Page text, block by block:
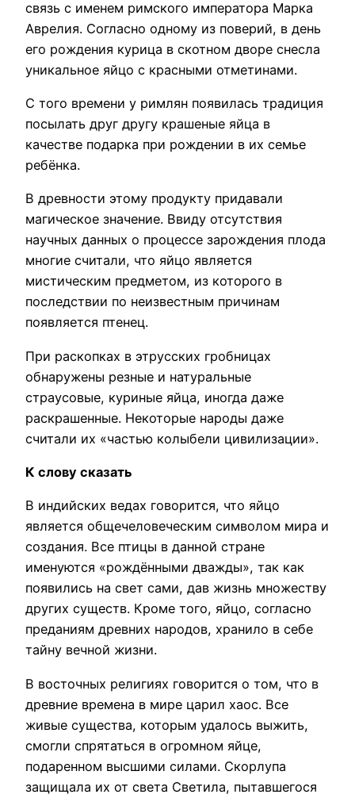
связь с именем римского императора Марка
Аврелия. Согласно одному из поверий, в день
его рождения курица в скотном дворе снесла
уникальное яйцо с красными отметинами.
С того времени у римлян появилась традиция
посылать друг другу крашеные яйца в
качестве подарка при рождении в их семье
ребёнка.
В древности этому продукту придавали
магическое значение. Ввиду отсутствия
научных данных о процессе зарождения плода
многие считали, что яйцо является
мистическим предметом, из которого в
последствии по неизвестным причинам
появляется птенец.
При раскопках в этрусских гробницах
обнаружены резные и натуральные
страусовые, куриные яйца, иногда даже
раскрашенные. Некоторые народы даже
считали их «частью колыбели цивилизации».
К слову сказать
В индийских ведах говорится, что яйцо
является общечеловеческим символом мира и
создания. Все птицы в данной стране
именуются «рождёнными дважды», так как
появились на свет сами, дав жизнь множеству
других существ. Кроме того, яйцо, согласно
преданиям древних народов, хранило в себе
тайну вечной жизни.
В восточных религиях говорится о том, что в
древние времена в мире царил хаос. Все
живые существа, которым удалось выжить,
смогли спрятаться в огромном яйце,
подаренном высшими силами. Скорлупа
защищала их от света Светила, пытавшегося